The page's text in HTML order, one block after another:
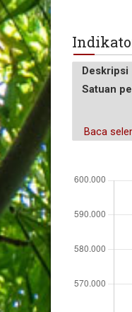
Deskripsi
Satuan
Baca